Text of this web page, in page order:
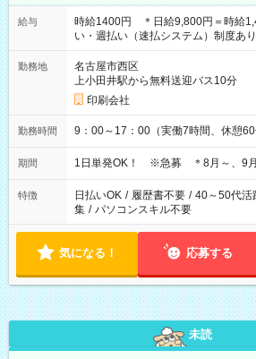
給与
時給1400円 ＊日給9,800円＝時給
い・週払い（速払システム）制度あり
勤務地
名古屋市西区
上小田井駅から無料送迎バス10分
印刷会社
勤務時間 9：00～17：00（実働7時間、休憩
期間 1日単発OK！ ※急募 ＊8月～、9月
特徴 日払いOK / 履歴書不要 / 40～50代活
集 / パソコンスキル不要
気になる！ 応募する
未読